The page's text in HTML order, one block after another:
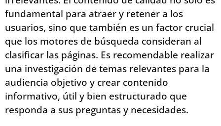
fundamental para atraer y retener a los
usuarios, sino que también es un factor crucial
que los motores de búsqueda consideran al
clasificar las páginas. Es recomendable realizar
una investigación de temas relevantes para la
audiencia objetivo y crear contenido
informativo, útil y bien estructurado que
responda a sus preguntas y necesidades.